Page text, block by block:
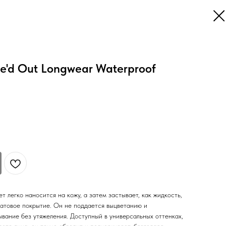
Out Longwear Waterproof
наносится на кожу, а затем застывает, как жидкость,
покрытие. Он не поддается выцветанию и
без утяжеления. Доступный в универсальных оттенках,